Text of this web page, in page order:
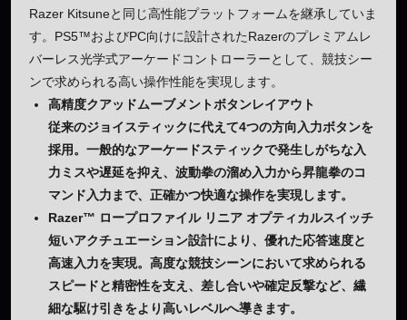
Razer Kitsuneと同じ高性能プラットフォームを継承していま
す。PS5™およびPC向けに設計されたRazerのプレミアムレ
バーレス光学式アーケードコントローラーとして、競技シー
ンで求められる高い操作性能を実現します。
高精度クアッドムーブメントボタンレイアウト
従来のジョイスティックに代えて4つの方向入力ボタンを
採用。一般的なアーケードスティックで発生しがちな入
力ミスや遅延を抑え、波動拳の溜め入力から昇龍拳のコ
マンド入力まで、正確かつ快適な操作を実現します。
Razer™ ロープロファイル リニア オプティカルスイッチ
短いアクチュエーション設計により、優れた応答速度と
高速入力を実現。高度な競技シーンにおいて求められる
スピードと精密性を支え、差し合いや確定反撃など、繊
細な駆け引きをより高いレベルへ導きます。